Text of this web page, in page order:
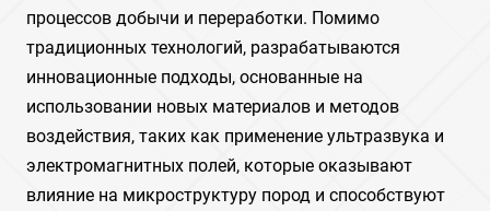
процессов добычи и переработки. Помимо
традиционных технологий, разрабатываются
инновационные подходы, основанные на
использовании новых материалов и методов
воздействия, таких как применение ультразвука и
электромагнитных полей, которые оказывают
влияние на микроструктуру пород и способствуют